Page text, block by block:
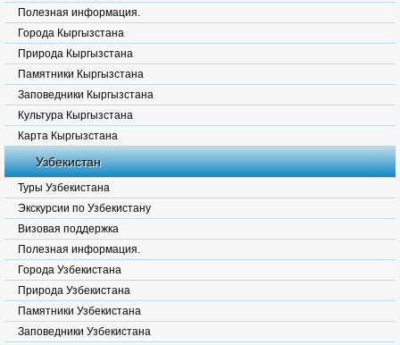
Полезная информация.
Города Кыргызстана
Природа Кыргызстана
Памятники Кыргызстана
Заповедники Кыргызстана
Культура Кыргызстана
Карта Кыргызстана
Узбекистан
Туры Узбекистана
Экскурсии по Узбекистану
Визовая поддержка
Полезная информация.
Города Узбекистана
Природа Узбекистана
Памятники Узбекистана
Заповедники Узбекистана